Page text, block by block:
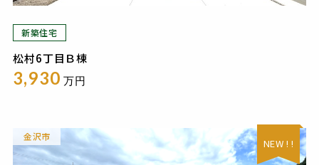
新築住宅
松村6丁目Ｂ棟
3,930 万円
金沢市
NEW ! !